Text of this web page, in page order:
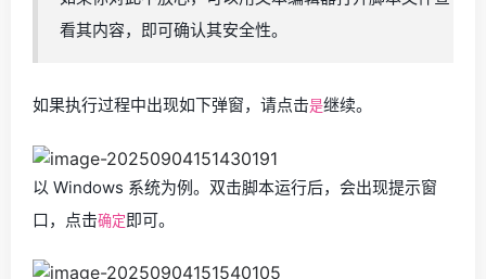
看其内容，即可确认其安全性。
如果执行过程中出现如下弹窗，请点击是继续。
以 Windows 系统为例。双击脚本运行后，会出现提示窗
口，点击确定即可。